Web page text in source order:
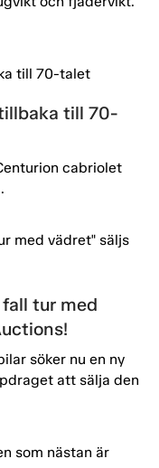
till 70-
cabriolet
tur med
söker nu en ny
att sälja den